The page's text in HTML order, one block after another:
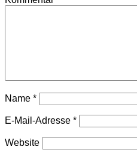
Name *
E-Mail-Adresse *
Website